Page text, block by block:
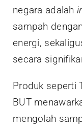
negara adalah
sampah
energi,
secara
Produk seperti
BUT
mengolah